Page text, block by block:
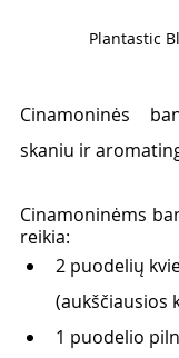
Plantastic
Cinamoninės
skaniu ir
Cinamoninėms
reikia:
2 puodelių
(aukščiausios
1 puodelio